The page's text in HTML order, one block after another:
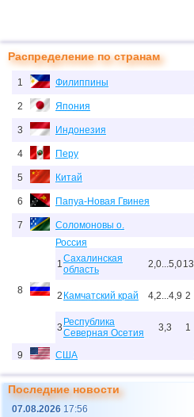
Распределение по странам
1 Филиппины
2 Япония
3 Индонезия
4 Перу
5 Китай
6 Папуа-Новая Гвинея
7 Соломоновы о.
8
Россия
1Сахалинская
область
2,0...5,013
2 Камчатский край 4,2...4,9 2
3 Республика
Северная Осетия
3,3 1
9 США
10 Новая Зеландия
11 Индия
Последние новости
07.08.2026 17:56